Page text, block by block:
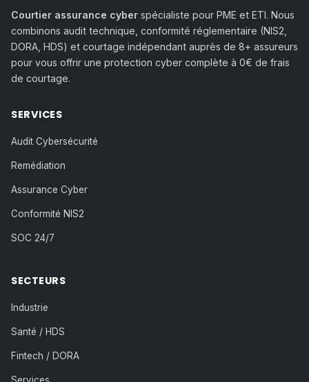
Courtier assurance cyber spécialiste pour PME et ETI. Nous
combinons audit technique, conformité réglementaire (NIS2,
DORA, HDS) et courtage indépendant auprès de 8+ assureurs
pour vous offrir une protection cyber complète à 0€ de frais
de courtage.
SERVICES
Audit Cybersécurité
Remédiation
Assurance Cyber
Conformité NIS2
SOC 24/7
SECTEURS
Industrie
Santé / HDS
Fintech / DORA